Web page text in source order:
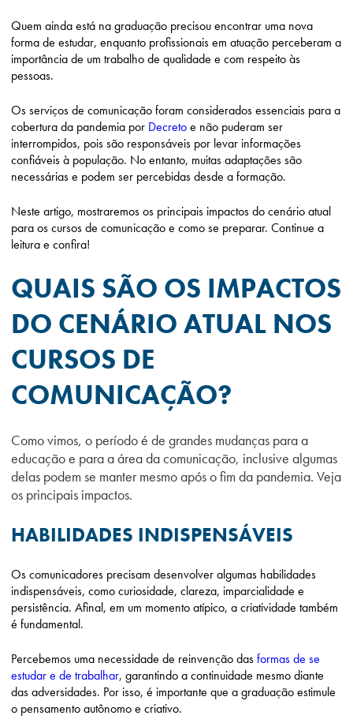
Quem ainda está na graduação precisou encontrar uma nova
forma de estudar, enquanto profissionais em atuação perceberam a
importância de um trabalho de qualidade e com respeito às
pessoas.
Os serviços de comunicação foram considerados essenciais para a
cobertura da pandemia por Decretoe não puderam ser
interrompidos, pois são responsáveis por levar informações
confiáveis à população. No entanto, muitas adaptações são
necessárias e podem ser percebidas desde a formação.
Neste artigo, mostraremos os principais impactos do cenário atual
para os cursos de comunicação e como se preparar. Continue a
leitura e confira!
QUAIS SÃO OS IMPACTOS
DO CENÁRIO ATUAL NOS
CURSOS DE
COMUNICAÇÃO?
Como vimos, o período é de grandes mudanças para a
educação e para a área da comunicação, inclusive algumas
delas podem se manter mesmo após o fim da pandemia. Veja
os principais impactos.
HABILIDADES INDISPENSÁVEIS
Os comunicadores precisam desenvolver algumas habilidades
indispensáveis, como curiosidade, clareza, imparcialidade e
persistência. Afinal, em um momento atípico, a criatividade também
é fundamental.
Percebemos uma necessidade de reinvenção dasformas de se
estudar e de trabalhar, garantindo a continuidade mesmo diante
das adversidades. Por isso, é importante que a graduação estimule
o pensamento autônomo e criativo.